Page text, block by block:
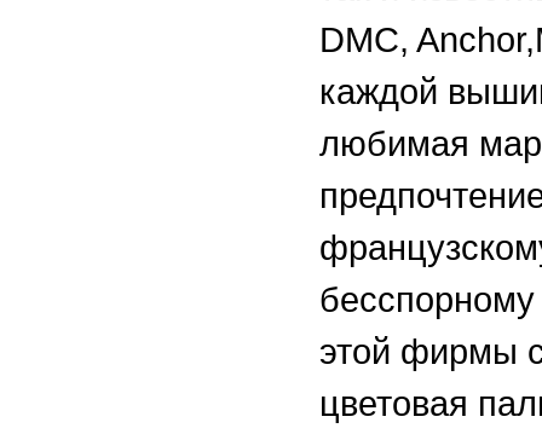
DMC,
каждой
любимая
этой фирмы
цветовая